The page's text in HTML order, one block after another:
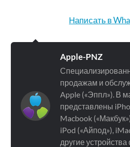
Написать в
Apple-PNZ
продажам и
Apple («Эппл»). В
представлены
Macbook
iPod («Айпод»),
другие